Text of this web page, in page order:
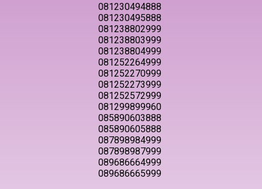
081230494888
081230495888
081238802999
081238803999
081238804999
081252264999
081252270999
081252273999
081252572999
081299899960
085890603888
085890605888
087898984999
087898987999
089686664999
089686665999